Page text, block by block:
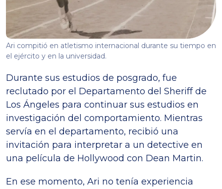
Ari compitió en atletismo internacional durante su tiempo en
el ejército y en la universidad.
Durante sus estudios de posgrado, fue
reclutado por el Departamento del Sheriff de
Los Ángeles para continuar sus estudios en
investigación del comportamiento. Mientras
servía en el departamento, recibió una
invitación para interpretar a un detective en
una película de Hollywood con Dean Martin.
En ese momento, Ari no tenía experiencia